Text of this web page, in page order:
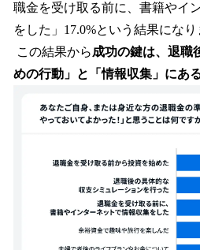
職金を受け取る前に、書籍やイ
をした」17.0%という結果になり
この結果から成功の鍵は、退職
めの行動」と「情報収集」にあ